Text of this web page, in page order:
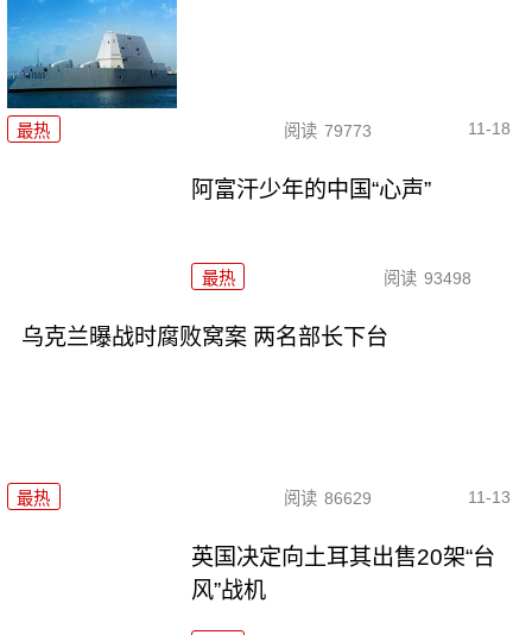
最热 阅读 79773 11-18
阿富汗少年的中国“心声”
最热 阅读 93498
乌克兰曝战时腐败窝案 两名部长下台
最热 阅读 86629 11-13
英国决定向土耳其出售20架“台
风”战机